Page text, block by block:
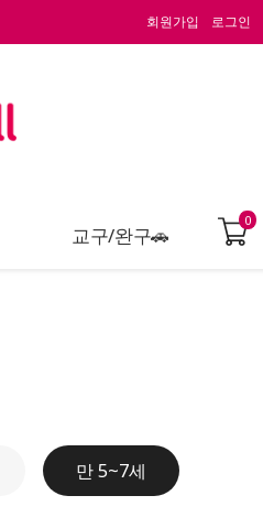
회원가입 로그인
교구/완구🚗
0
만 5~7세